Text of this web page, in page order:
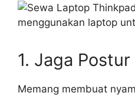
1. Jaga
Memang membuat